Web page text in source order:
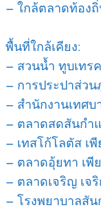
– ใกล้ตลาดท้อง
พื้นที่ใกล้เคียง:
– สวนน้ำ ทูบเทร
– การประปาส่ว
– สำนักงานเทศ
– ตลาดสดสันกำ
– เทสโก้โลตัส เ
– ตลาดอุ้ยทา เพี
– ตลาดเจริญ เจ
– โรงพยาบาลสั